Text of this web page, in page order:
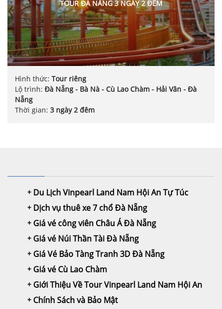
TOUR ĐÀ NẴNG 3 NGÀY 2 ĐÊM
Hình thức: Tour riêng
Lộ trình: Đà Nẵng - Bà Nà - Cù Lao Chàm - Hải Vân - Đà
Nẵng
Thời gian: 3 ngày 2 đêm
Du Lịch Vinpearl Land Nam Hội An Tự Túc
Dịch vụ thuê xe 7 chổ Đà Nẵng
Giá vé công viên Châu Á Đà Nẵng
Giá vé Núi Thần Tài Đà Nẵng
Giá Vé Bảo Tàng Tranh 3D Đà Nẵng
Giá vé Cù Lao Chàm
Giới Thiệu Về Tour Vinpearl Land Nam Hội An
Chính Sách và Bảo Mật